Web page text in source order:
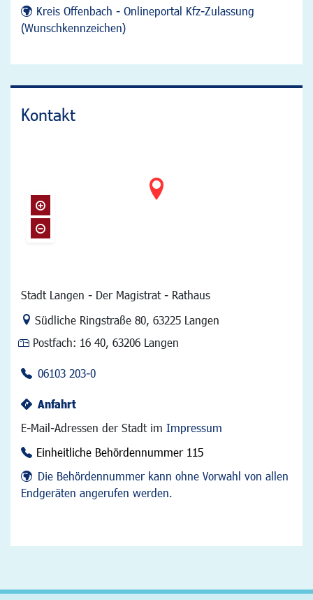
Kreis Offenbach - Onlineportal Kfz-Zulassung
(Wunschkennzeichen)
Kontakt
Stadt Langen - Der Magistrat - Rathaus
Link zur Google-Maps Navigation
Südliche Ringstraße 80, 63225 Langen
Postfach: 16 40, 63206 Langen
06103 203-0
Anfahrt
E-Mail-Adressen der Stadt im Impressum
Einheitliche Behördennummer 115
Die Behördennummer kann ohne Vorwahl von allen
Endgeräten angerufen werden.